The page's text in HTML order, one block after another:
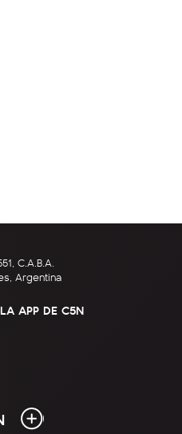
C.A.B.A.
Argentina
APP DE C5N